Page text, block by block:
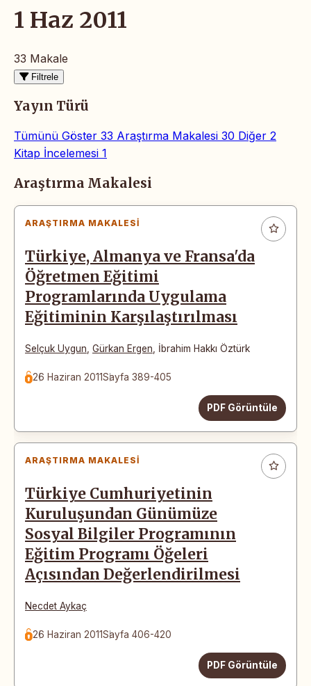
1 Haz 2011
33 Makale
Filtrele
Yayın Türü
Tümünü Göster 33 Araştırma Makalesi 30 Diğer 2
Kitap İncelemesi 1
Makaleler
Araştırma Makalesi
ARAŞTIRMA MAKALESI
Türkiye, Almanya ve Fransa'da
Öğretmen Eğitimi
Programlarında Uygulama
Eğitiminin Karşılaştırılması
Selçuk Uygun Gürkan Ergen İbrahim Hakkı Öztürk
26 Haziran 2011Sayfa 389-405
PDF Görüntüle
ARAŞTIRMA MAKALESI
Türkiye Cumhuriyetinin
Kuruluşundan Günümüze
Sosyal Bilgiler Programının
Eğitim Programı Öğeleri
Açısından Değerlendirilmesi
Necdet Aykaç
26 Haziran 2011Sayfa 406-420
PDF Görüntüle